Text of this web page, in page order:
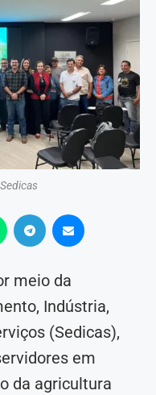
meio da
Indústria,
(Sedicas),
em
da agricultura